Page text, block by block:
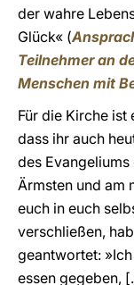
der wahre
Glück« (
Teilnehmer an
Menschen mit
Für die Kirche ist
dass ihr auch
des
Ärmsten und am
euch in euch
verschließen,
geantwortet:
essen gegeben,